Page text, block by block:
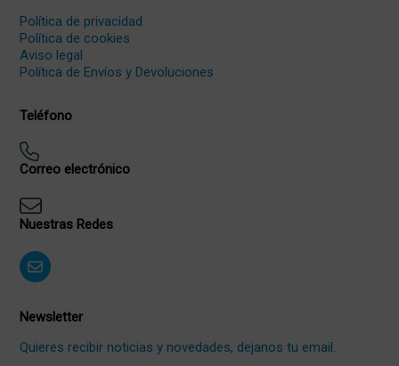
Política de privacidad
Política de cookies
Aviso legal
Política de Envíos y Devoluciones
Teléfono
Correo electrónico
Nuestras Redes
Newsletter
Quieres recibir noticias y novedades, dejanos tu email.